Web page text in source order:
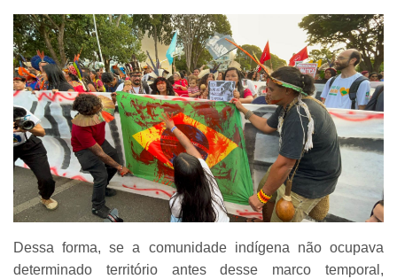
Dessa forma, se a comunidade indígena não ocupava
determinado território antes desse marco temporal,